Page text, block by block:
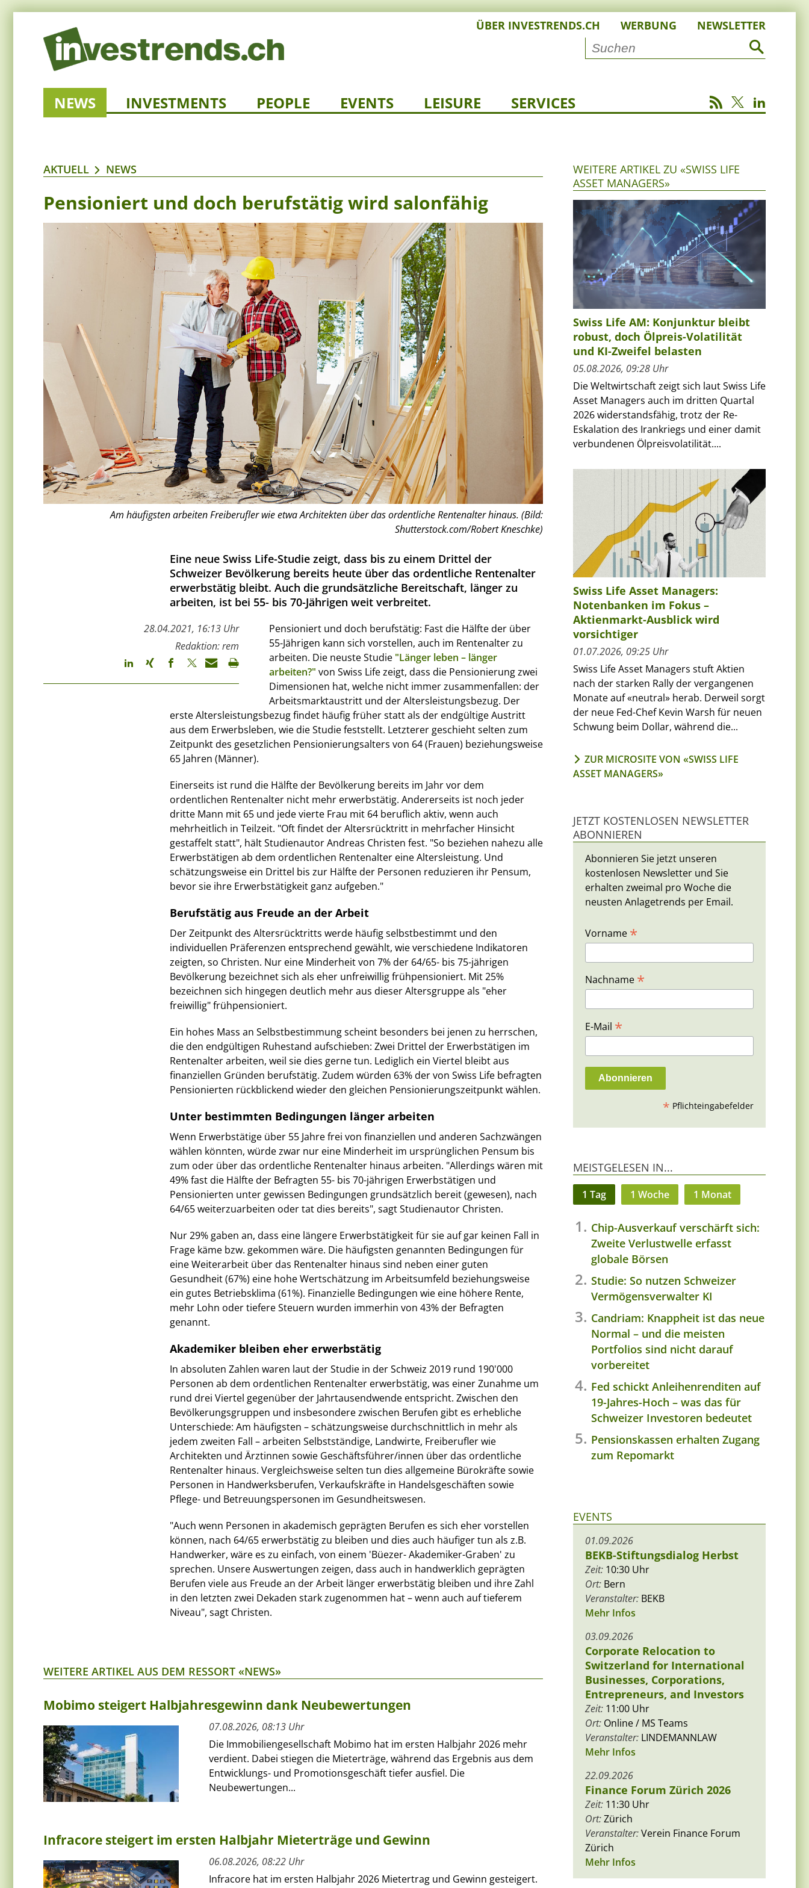
ÜBER INVESTRENDS.CH WERBUNG NEWSLETTER
NEWS INVESTMENTS PEOPLE EVENTS LEISURE SERVICES
AKTUELL NEWS
Pensioniert und doch berufstätig wird salonfähig
Am häufigsten arbeiten Freiberufler wie etwa Architekten über das ordentliche Rentenalter hinaus. (Bild:
Shutterstock.com/Robert Kneschke)
Eine neue Swiss Life-Studie zeigt, dass bis zu einem Drittel der
Schweizer Bevölkerung bereits heute über das ordentliche Rentenalter
erwerbstätig bleibt. Auch die grundsätzliche Bereitschaft, länger zu
arbeiten, ist bei 55- bis 70-Jährigen weit verbreitet.
28.04.2021, 16:13 Uhr
Redaktion: rem
Pensioniert und doch berufstätig: Fast die Hälfte der über
55-Jährigen kann sich vorstellen, auch im Rentenalter zu
arbeiten. Die neuste Studie "Länger leben – länger
arbeiten?" von Swiss Life zeigt, dass die Pensionierung zwei
Dimensionen hat, welche nicht immer zusammenfallen: der
Arbeitsmarktaustritt und der Altersleistungsbezug. Der
erste Altersleistungsbezug findet häufig früher statt als der endgültige Austritt
aus dem Erwerbsleben, wie die Studie feststellt. Letzterer geschieht selten zum
Zeitpunkt des gesetzlichen Pensionierungsalters von 64 (Frauen) beziehungsweise
65 Jahren (Männer).
Einerseits ist rund die Hälfte der Bevölkerung bereits im Jahr vor dem
ordentlichen Rentenalter nicht mehr erwerbstätig. Andererseits ist noch jeder
dritte Mann mit 65 und jede vierte Frau mit 64 beruflich aktiv, wenn auch
mehrheitlich in Teilzeit. "Oft findet der Altersrücktritt in mehrfacher Hinsicht
gestaffelt statt", hält Studienautor Andreas Christen fest. "So beziehen nahezu alle
Erwerbstätigen ab dem ordentlichen Rentenalter eine Altersleistung. Und
schätzungsweise ein Drittel bis zur Hälfte der Personen reduzieren ihr Pensum,
bevor sie ihre Erwerbstätigkeit ganz aufgeben."
Berufstätig aus Freude an der Arbeit
Der Zeitpunkt des Altersrücktritts werde häufig selbstbestimmt und den
individuellen Präferenzen entsprechend gewählt, wie verschiedene Indikatoren
zeigten, so Christen. Nur eine Minderheit von 7% der 64/65- bis 75-jährigen
Bevölkerung bezeichnet sich als eher unfreiwillig frühpensioniert. Mit 25%
bezeichnen sich hingegen deutlich mehr aus dieser Altersgruppe als "eher
freiwillig" frühpensioniert.
Ein hohes Mass an Selbstbestimmung scheint besonders bei jenen zu herrschen,
die den endgültigen Ruhestand aufschieben: Zwei Drittel der Erwerbstätigen im
Rentenalter arbeiten, weil sie dies gerne tun. Lediglich ein Viertel bleibt aus
finanziellen Gründen berufstätig. Zudem würden 63% der von Swiss Life befragten
Pensionierten rückblickend wieder den gleichen Pensionierungszeitpunkt wählen.
Unter bestimmten Bedingungen länger arbeiten
Wenn Erwerbstätige über 55 Jahre frei von finanziellen und anderen Sachzwängen
wählen könnten, würde zwar nur eine Minderheit im ursprünglichen Pensum bis
zum oder über das ordentliche Rentenalter hinaus arbeiten. "Allerdings wären mit
49% fast die Hälfte der Befragten 55- bis 70-jährigen Erwerbstätigen und
Pensionierten unter gewissen Bedingungen grundsätzlich bereit (gewesen), nach
64/65 weiterzuarbeiten oder tat dies bereits", sagt Studienautor Christen.
Nur 29% gaben an, dass eine längere Erwerbstätigkeit für sie auf gar keinen Fall in
Frage käme bzw. gekommen wäre. Die häufigsten genannten Bedingungen für
eine Weiterarbeit über das Rentenalter hinaus sind neben einer guten
Gesundheit (67%) eine hohe Wertschätzung im Arbeitsumfeld beziehungsweise
ein gutes Betriebsklima (61%). Finanzielle Bedingungen wie eine höhere Rente,
mehr Lohn oder tiefere Steuern wurden immerhin von 43% der Befragten
genannt.
Akademiker bleiben eher erwerbstätig
In absoluten Zahlen waren laut der Studie in der Schweiz 2019 rund 190'000
Personen ab dem ordentlichen Rentenalter erwerbstätig, was einer Zunahme um
rund drei Viertel gegenüber der Jahrtausendwende entspricht. Zwischen den
Bevölkerungsgruppen und insbesondere zwischen Berufen gibt es erhebliche
Unterschiede: Am häufigsten – schätzungsweise durchschnittlich in mehr als
jedem zweiten Fall – arbeiten Selbstständige, Landwirte, Freiberufler wie
Architekten und Ärztinnen sowie Geschäftsführer/innen über das ordentliche
Rentenalter hinaus. Vergleichsweise selten tun dies allgemeine Bürokräfte sowie
Personen in Handwerksberufen, Verkaufskräfte in Handelsgeschäften sowie
Pflege- und Betreuungspersonen im Gesundheitswesen.
"Auch wenn Personen in akademisch geprägten Berufen es sich eher vorstellen
können, nach 64/65 erwerbstätig zu bleiben und dies auch häufiger tun als z.B.
Handwerker, wäre es zu einfach, von einem 'Büezer- Akademiker-Graben' zu
sprechen. Unsere Auswertungen zeigen, dass auch in handwerklich geprägten
Berufen viele aus Freude an der Arbeit länger erwerbstätig bleiben und ihre Zahl
in den letzten zwei Dekaden stark zugenommen hat – wenn auch auf tieferem
Niveau", sagt Christen.
WEITERE ARTIKEL AUS DEM RESSORT «NEWS»
Mobimo steigert Halbjahresgewinn dank Neubewertungen
07.08.2026, 08:13 Uhr
Die Immobiliengesellschaft Mobimo hat im ersten Halbjahr 2026 mehr
verdient. Dabei stiegen die Mieterträge, während das Ergebnis aus dem
Entwicklungs- und Promotionsgeschäft tiefer ausfiel. Die
Neubewertungen...
Infracore steigert im ersten Halbjahr Mieterträge und Gewinn
06.08.2026, 08:22 Uhr
Infracore hat im ersten Halbjahr 2026 Mietertrag und Gewinn gesteigert.
WEITERE ARTIKEL ZU «SWISS LIFE
ASSET MANAGERS»
Swiss Life AM: Konjunktur bleibt
robust, doch Ölpreis-Volatilität
und KI-Zweifel belasten
05.08.2026, 09:28 Uhr
Die Weltwirtschaft zeigt sich laut Swiss Life
Asset Managers auch im dritten Quartal
2026 widerstandsfähig, trotz der Re-
Eskalation des Irankriegs und einer damit
verbundenen Ölpreisvolatilität....
Swiss Life Asset Managers:
Notenbanken im Fokus –
Aktienmarkt-Ausblick wird
vorsichtiger
01.07.2026, 09:25 Uhr
Swiss Life Asset Managers stuft Aktien
nach der starken Rally der vergangenen
Monate auf «neutral» herab. Derweil sorgt
der neue Fed-Chef Kevin Warsh für neuen
Schwung beim Dollar, während die...
ZUR MICROSITE VON «SWISS LIFE
ASSET MANAGERS»
JETZT KOSTENLOSEN NEWSLETTER
ABONNIEREN
Abonnieren Sie jetzt unseren
kostenlosen Newsletter und Sie
erhalten zweimal pro Woche die
neusten Anlagetrends per Email.
Vorname *
Nachname *
E-Mail *
* Pflichteingabefelder
MEISTGELESEN IN...
1 Tag 1 Woche 1 Monat
Chip-Ausverkauf verschärft sich:
Zweite Verlustwelle erfasst
globale Börsen
Studie: So nutzen Schweizer
Vermögensverwalter KI
Candriam: Knappheit ist das neue
Normal – und die meisten
Portfolios sind nicht darauf
vorbereitet
Fed schickt Anleihenrenditen auf
19-Jahres-Hoch – was das für
Schweizer Investoren bedeutet
Pensionskassen erhalten Zugang
zum Repomarkt
EVENTS
01.09.2026
BEKB-Stiftungsdialog Herbst
Zeit: 10:30 Uhr
Ort: Bern
Veranstalter: BEKB
Mehr Infos
03.09.2026
Corporate Relocation to
Switzerland for International
Businesses, Corporations,
Entrepreneurs, and Investors
Zeit: 11:00 Uhr
Ort: Online / MS Teams
Veranstalter: LINDEMANNLAW
Mehr Infos
22.09.2026
Finance Forum Zürich 2026
Zeit: 11:30 Uhr
Ort:Zürich
Veranstalter:Verein Finance Forum
Zürich
Mehr Infos